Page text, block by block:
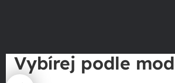
Vybírej podle